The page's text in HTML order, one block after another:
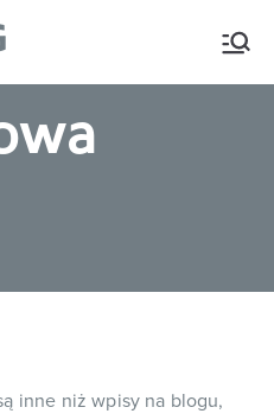
dolistnych i biostymulatorów
inne niż wpisy na blogu,